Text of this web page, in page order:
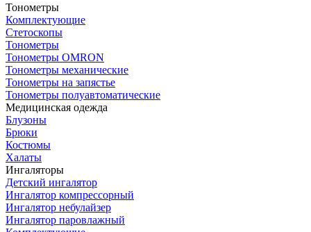
Тонометры
Комплектующие
Стетоскопы
Тонометры
Тонометры OMRON
Тонометры механические
Тонометры на запястье
Тонометры полуавтоматические
Медицинская одежда
Блузоны
Брюки
Костюмы
Халаты
Ингаляторы
Детский ингалятор
Ингалятор компрессорный
Ингалятор небулайзер
Ингалятор паровлажный